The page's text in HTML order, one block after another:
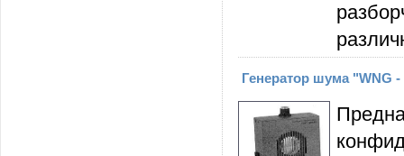
Генератор шума "WNG -